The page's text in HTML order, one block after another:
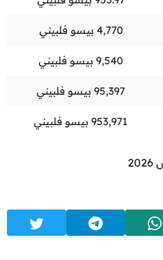
4,770 بيسو فلبيني
9,540 بيسو فلبيني
95,397 بيسو فلبيني
953,971 بيسو فلبيني